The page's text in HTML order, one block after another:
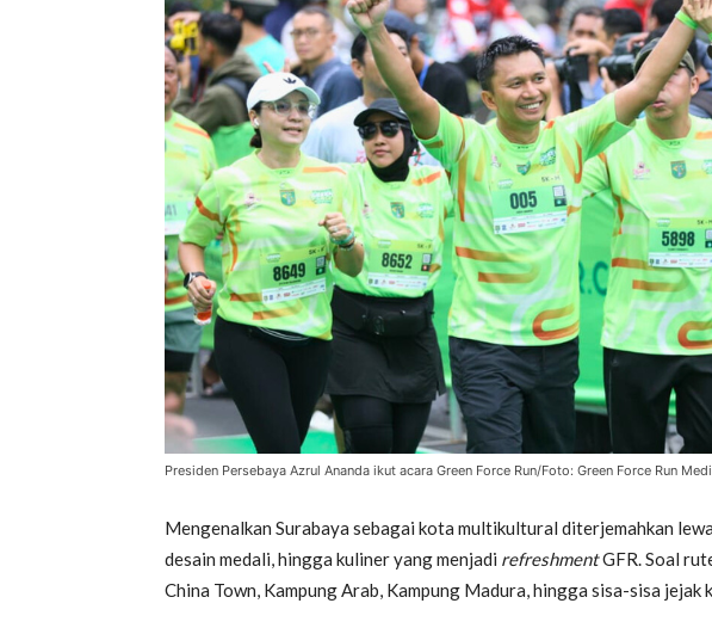
Presiden Persebaya Azrul Ananda ikut acara Green Force Run/Foto: Green Force Run
Mengenalkan Surabaya sebagai kota multikultural diterjemahkan
desain medali, hingga kuliner yang menjadi refreshmentGFR. Soal
China Town, Kampung Arab, Kampung Madura, hingga sisa-sisa jejak